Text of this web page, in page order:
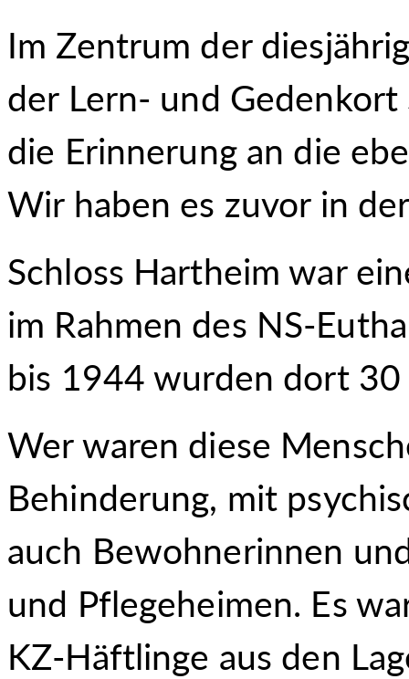
Im Zentrum der
der Lern- und
die Erinnerung an die
Wir haben es zuvor in
Schloss Hartheim war
im Rahmen des NS-
bis 1944 wurden dort
Wer waren diese
Behinderung, mit
auch Bewohnerinnen
und Pflegeheimen. Es
KZ-Häftlinge aus den